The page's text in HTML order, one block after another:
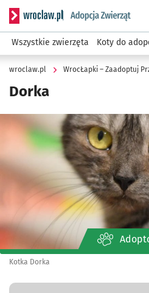
Serwis informacyjny
Wszystkie zwierzęta Koty do
wroclaw.pl WrocŁapki – Zaadoptuj
Dorka
Kliknij, aby powiększyć
Kotka Dorka